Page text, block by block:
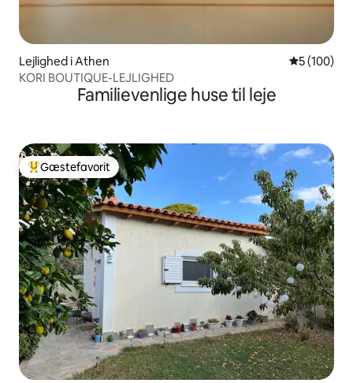
Lejlighed i Athen 5 ud af 5 i
5 (100)
KORI BOUTIQUE-LEJLIGHED
Familievenlige huse til leje
Bedste gæstefavorit
Gæstefavorit